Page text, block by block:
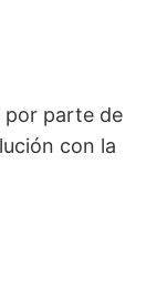
por parte de
con la